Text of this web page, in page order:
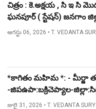
చిత్రం : కె.అక్షయ , సి ఇ సి
ఘనపూర్ ( స్టేషన్) జనగాం
ఆగస్టు 06, 2026 • T. VEDANTA
*కాగితం మహిమ *: - మీర్జా
-జిపఉపా:బక్రిచెప్యాల-
జులై 31, 2026 • T. VEDANTA SURY